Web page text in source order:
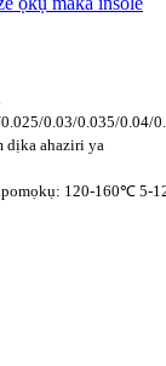
0.03/0.035/0.04/
dịka ahaziri ya
120-160℃ 5-